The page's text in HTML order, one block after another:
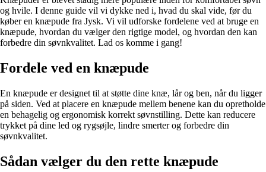
og hvile. I denne guide vil vi dykke ned i, hvad du skal vide, før du
køber en knæpude fra Jysk. Vi vil udforske fordelene ved at bruge en
knæpude, hvordan du vælger den rigtige model, og hvordan den kan
forbedre din søvnkvalitet. Lad os komme i gang!
Fordele ved en knæpude
En knæpude er designet til at støtte dine knæ, lår og ben, når du ligger
på siden. Ved at placere en knæpude mellem benene kan du opretholde
en behagelig og ergonomisk korrekt søvnstilling. Dette kan reducere
trykket på dine led og rygsøjle, lindre smerter og forbedre din
søvnkvalitet.
Sådan vælger du den rette knæpude